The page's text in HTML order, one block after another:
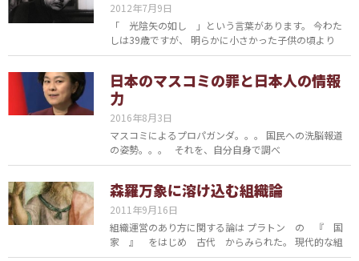
2012年7月9日
「 光陰矢の如し 」という言葉があります。 今わた
しは39歳ですが、 明らかに小さかった子供の頃より
日本のマスコミの罪と日本人の情報
力
2016年8月3日
マスコミによるプロパガンダ。。。 国民への洗脳報道
の姿勢。。。 それを、自分自身で調べ
森羅万象に溶け込む組織論
2011年9月16日
組織運営のあり方に関する論は プラトン の 『 国
家 』 をはじめ 古代 からみられた。 現代的な組